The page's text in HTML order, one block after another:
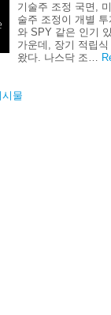
기술주 조정 국면,
술주 조정이 개별
와 SPY 같은 인기
가운데, 장기 적립
왔다. 나스닥 조…
물